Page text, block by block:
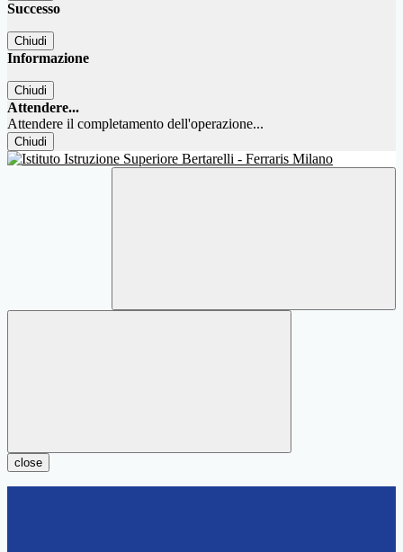
Successo
Chiudi
Informazione
Chiudi
Attendere...
Attendere il completamento dell'operazione...
Chiudi
close